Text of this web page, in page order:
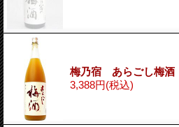
梅乃宿 あらごし梅
3,388円(税込)